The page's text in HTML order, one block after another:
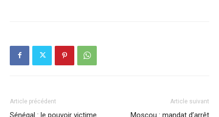
Article précédent
Sénégal : le pouvoir victime
Article suivant
Moscou : mandat d’arrêt